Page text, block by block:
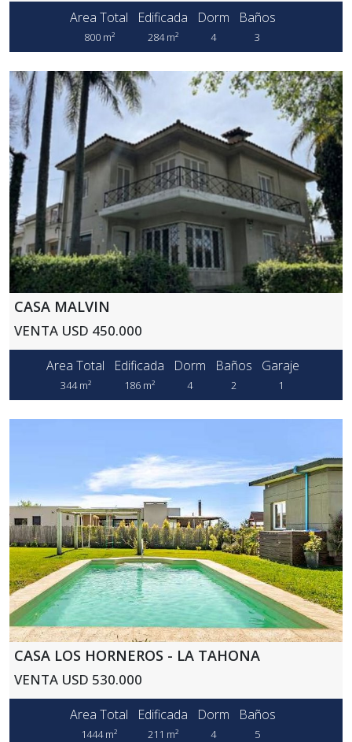
Area Total
800 m²
Edificada
284 m²
Dorm
4
Baños
3
CASA MALVIN
VENTA USD 450.000
Area Total
344 m²
Edificada
186 m²
Dorm
4
Baños
2
Garaje
1
CASA LOS HORNEROS - LA TAHONA
VENTA USD 530.000
Area Total
1444 m²
Edificada
211 m²
Dorm
4
Baños
5